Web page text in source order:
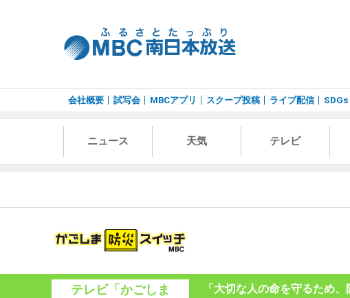
会社概要 試写会 MBCアプリ スクープ投稿 ライブ配信 SDGs
ニュース 天気 テレビ
テレビ「かごしま
「大切な人の命を守るため